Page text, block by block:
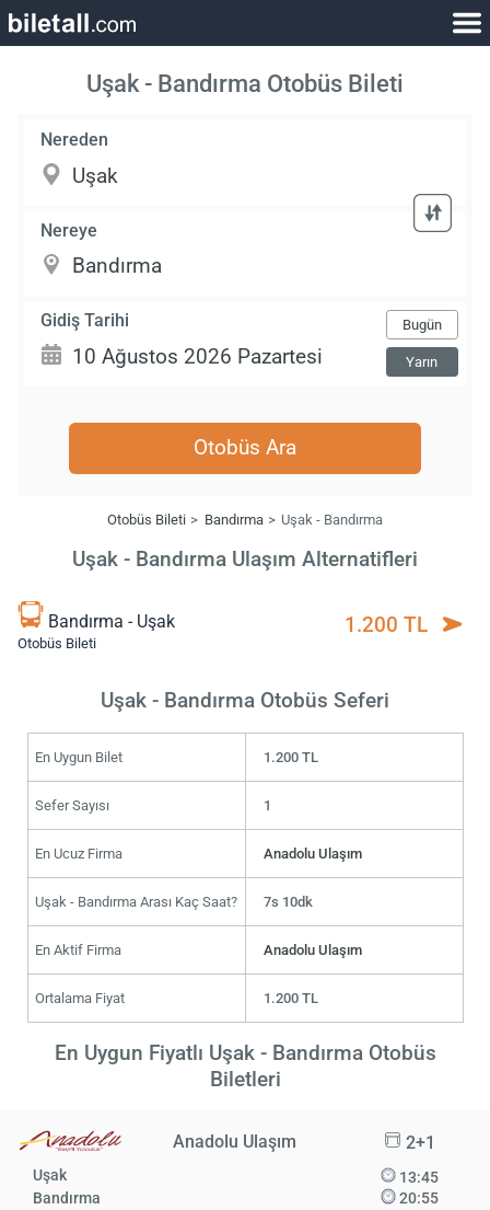
Uşak - Bandırma Otobüs Bileti
Nereden
Nereye
Gidiş Tarihi Bugün
Yarın
Otobüs Ara
Otobüs Bileti Bandırma Uşak - Bandırma
Uşak - Bandırma Ulaşım Alternatifleri
Bandırma - Uşak
Otobüs Bileti
1.200 TL
Uşak - Bandırma Otobüs Seferi
En Uygun Bilet 1.200 TL
Sefer Sayısı 1
En Ucuz Firma Anadolu Ulaşım
Uşak - Bandırma Arası Kaç Saat? 7s 10dk
En Aktif Firma Anadolu Ulaşım
Ortalama Fiyat 1.200 TL
En Uygun Fiyatlı Uşak - Bandırma Otobüs
Biletleri
Anadolu Ulaşım 2+1
Uşak
Bandırma
13:45
20:55